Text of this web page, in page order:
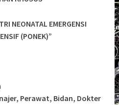
NEONATAL EMERGENSI
(PONEK)”
Perawat, Bidan, Dokter